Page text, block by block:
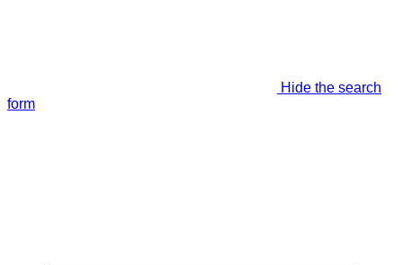
Hide the search
form